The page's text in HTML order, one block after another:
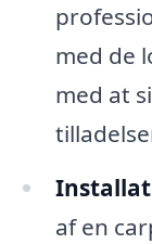
med de
med at
af en